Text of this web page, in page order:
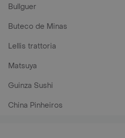
Bullguer
Buteco de Minas
Lellis trattoria
Matsuya
Guinza Sushi
China Pinheiros